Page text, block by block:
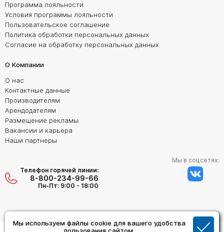
Мы используем файлы cookie для вашего удобства
Программа лояльности
Условия программы лояльности
Пользовательское соглашение
Политика обработки персональных данных
Согласие на обработку персональных данных
О Компании
О нас
Контактные данные
Производителям
Арендодателям
Размещение рекламы
Вакансии и карьера
Наши партнеры
Телефон горячей линии:
8-800-234-99-66
Пн-Пт: 9:00 - 18:00
Мы в соцсетях: